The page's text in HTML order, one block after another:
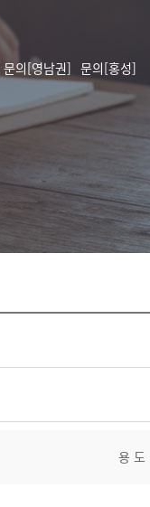
문의[영남권] 문의[홍성]
용 도